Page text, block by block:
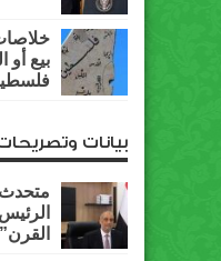
بيع أو
بيانات
متحدث
القرن”